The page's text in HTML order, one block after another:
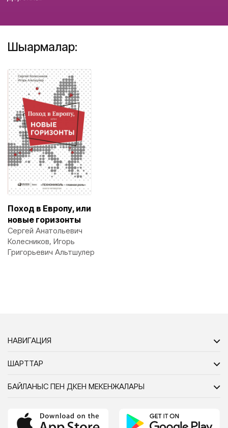
Шығармалар:
Поход в Европу, или
новые горизонты
Сергей Анатольевич
Колесников, Игорь
Григорьевич Альтшулер
НАВИГАЦИЯ
ШАРТТАР
БАЙЛАНЫС ПЕН ДҮКЕН МЕКЕНЖАЛАРЫ